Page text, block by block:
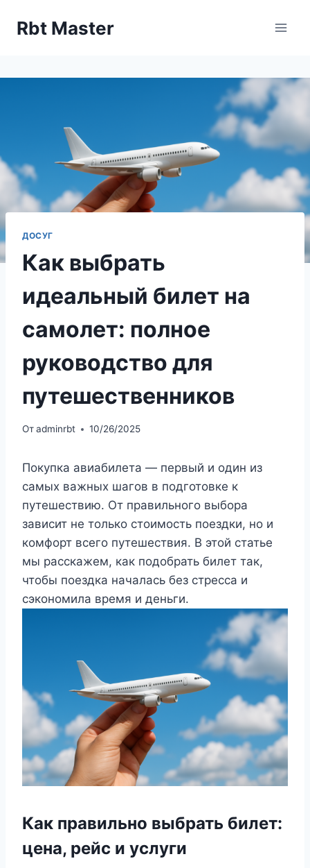
Rbt Master
ДОСУГ
Как выбрать
идеальный билет на
самолет: полное
руководство для
путешественников
Отadminrbt 10/26/2025
Покупка авиабилета — первый и один из
самых важных шагов в подготовке к
путешествию. От правильного выбора
зависит не только стоимость поездки, но и
комфорт всего путешествия. В этой статье
мы расскажем, как подобрать билет так,
чтобы поездка началась без стресса и
сэкономила время и деньги.
Как правильно выбрать билет:
цена, рейс и услуги